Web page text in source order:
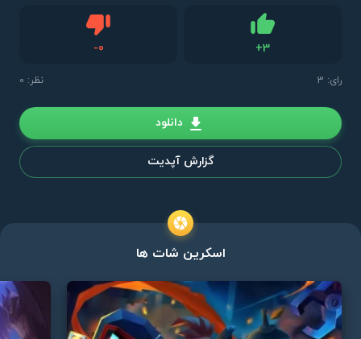
+3
-0دیس لایک
رای: 3 نظر: 0
دانلود
گزارش آپدیت
اسکرین شات ها